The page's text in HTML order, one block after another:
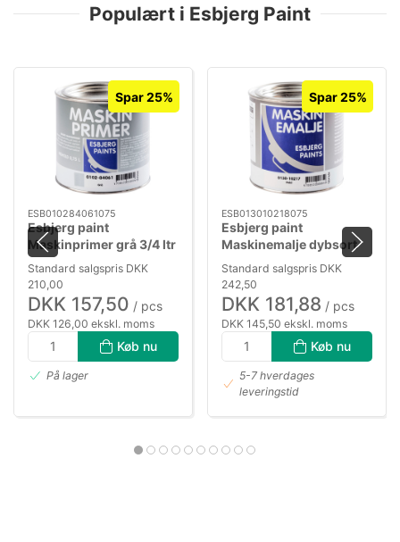
Populært i Esbjerg Paint
Spar 25%
ESB010284061075
Esbjerg paint
Maskinprimer grå 3/4 ltr
Standard salgspris DKK
210,00
DKK 157,50 / pcs
DKK 126,00 ekskl. moms
Køb nu
På lager
Spar 25%
ESB013010218075
Esbjerg paint
Maskinemalje dybsort
3/4 ltr
Standard salgspris DKK
242,50
DKK 181,88 / pcs
DKK 145,50 ekskl. moms
Køb nu
5-7 hverdages
leveringstid